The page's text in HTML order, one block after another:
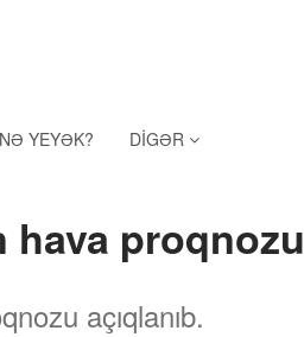
NƏ YEYƏK? DIGƏR
hava proqnozu
açıqlanıb.